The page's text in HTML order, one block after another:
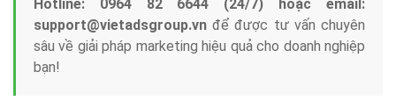
Hotline: 0964 82 6644 (24/7) hoặc email:
support@vietadsgroup.vn để được tư vấn chuyên
sâu về giải pháp marketing hiệu quả cho doanh nghiệp
bạn!